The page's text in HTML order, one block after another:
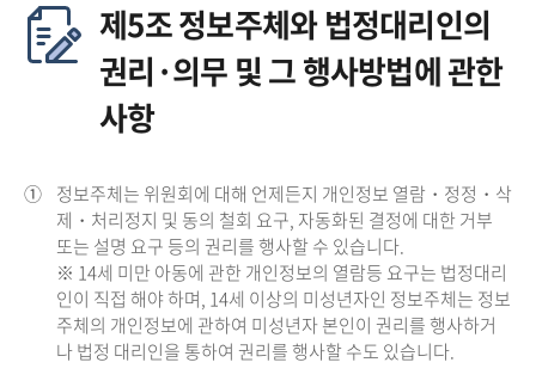
제5조 정보주체와 법정대리인의
권리·의무 및 그 행사방법에 관한
사항
① 정보주체는 위원회에 대해 언제든지 개인정보 열람・정정・삭
제・처리정지 및 동의 철회 요구, 자동화된 결정에 대한 거부
또는 설명 요구 등의 권리를 행사할 수 있습니다.
※ 14세 미만 아동에 관한 개인정보의 열람등 요구는 법정대리
인이 직접 해야 하며, 14세 이상의 미성년자인 정보주체는 정보
주체의 개인정보에 관하여 미성년자 본인이 권리를 행사하거
나 법정 대리인을 통하여 권리를 행사할 수도 있습니다.